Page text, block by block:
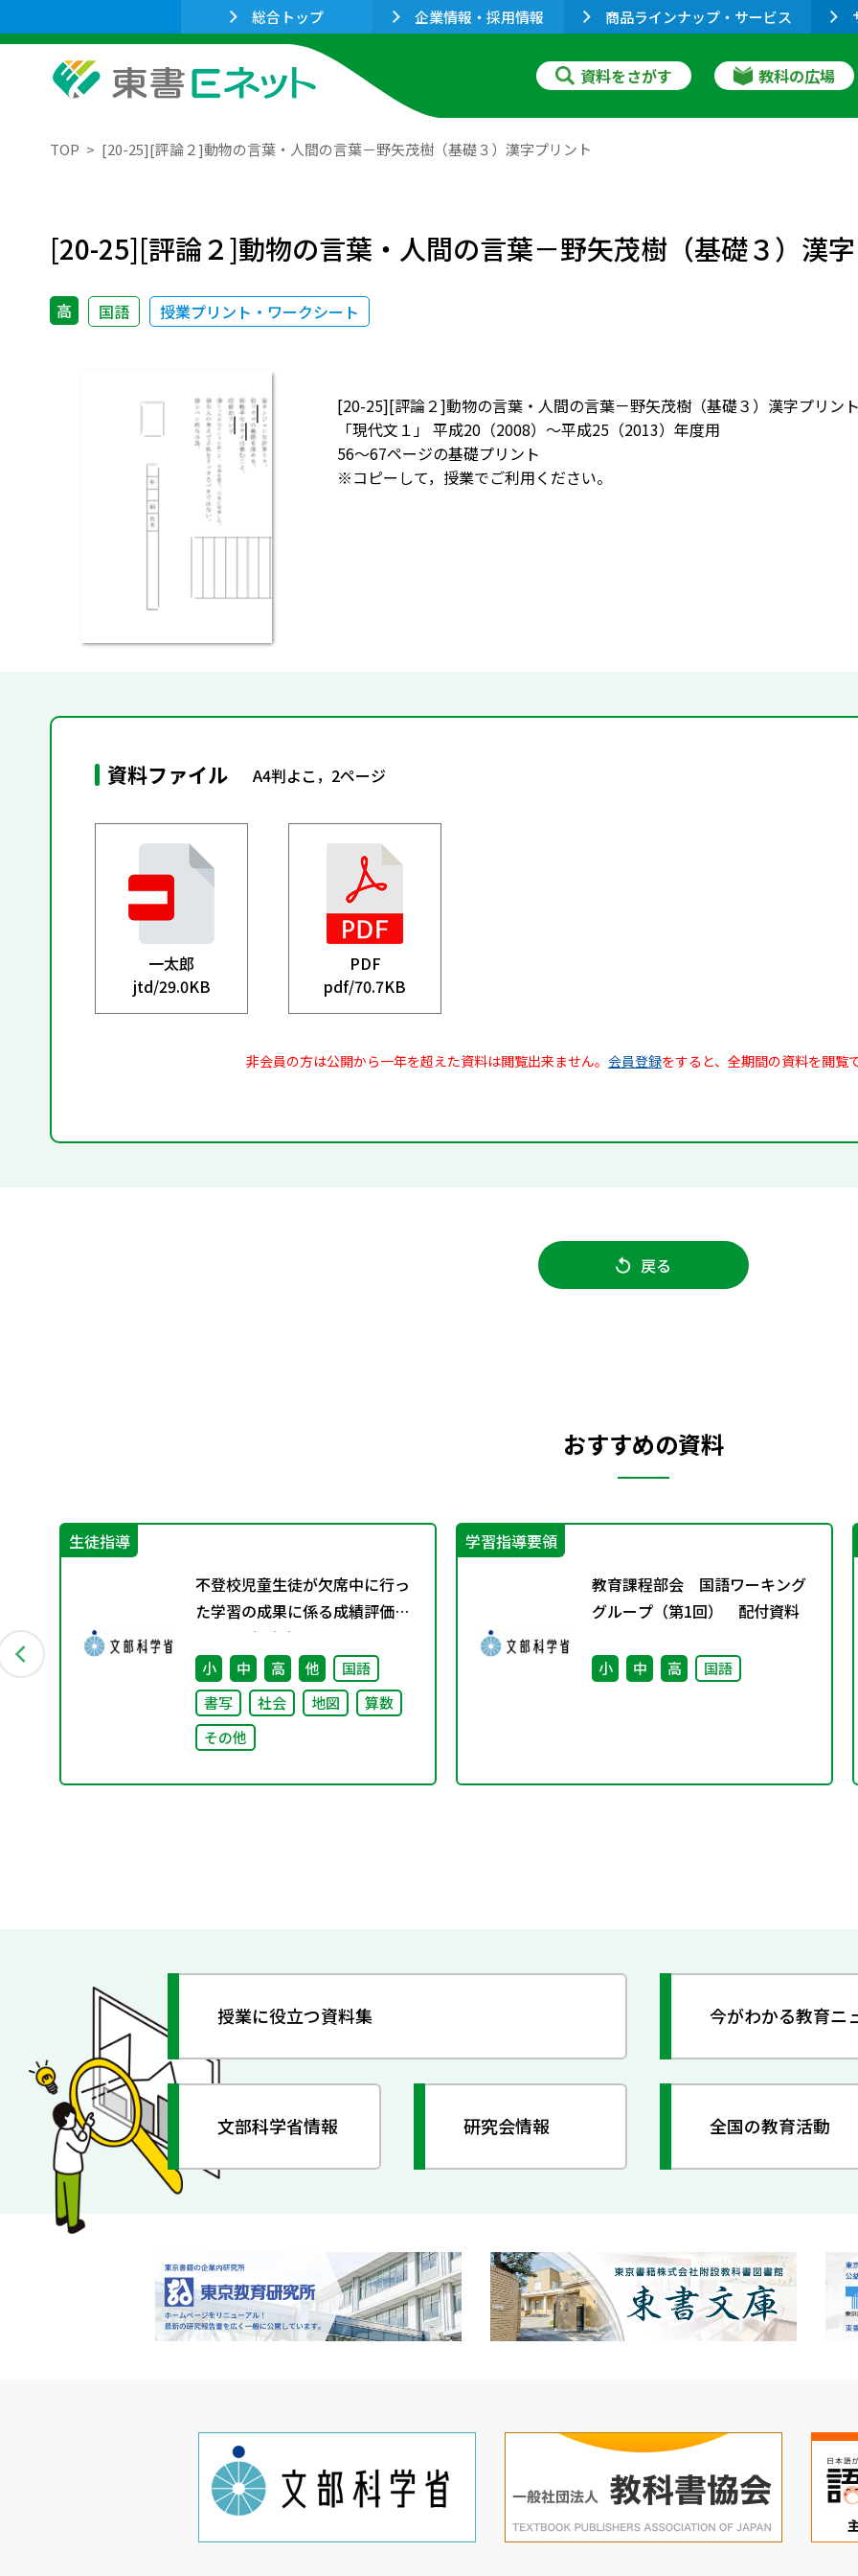
総合トップ 企業情報・採用情報 商品ラインナップ・サービス
資料をさがす 教科の広場
TOP [20-25][評論２]動物の言葉・人間の言葉－野矢茂樹（基礎３）漢字プリント
[20-25][評論２]動物の言葉・人間の言葉－野矢茂樹（基礎３）漢
高 国語 授業プリント・ワークシート
[20-25][評論２]動物の言葉・人間の言葉－野矢茂樹（基礎３）漢字プリント
「現代文１」 平成20（2008）～平成25（2013）年度用
56～67ページの基礎プリント
※コピーして，授業でご利用ください。
資料ファイル A4判よこ，2ページ
一太郎
jtd/29.0KB
PDF
pdf/70.7KB
非会員の方は公開から一年を超えた資料は閲覧出来ません。 会員登録をすると、全期間の資料を閲覧
戻る
おすすめの資料
生徒指導
不登校児童生徒が欠席中に行っ
た学習の成果に係る成績評価に
ついて（通知）
小 中 高 他
国語
書写
社会 地図
算数
その他
学習指導要領
教育課程部会 国語ワーキング
グループ（第1回） 配付資料
小 中 高 国語
授業に役立つ資料集 今がわかる教育ニ
文部科学省情報 研究会情報 全国の教育活動